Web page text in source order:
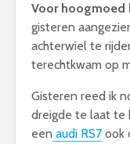
Voor hoogmoed
gisteren
achterwiel te
terechtkwam op
Gisteren reed ik
dreigde te laat te
een audi RS7 ook